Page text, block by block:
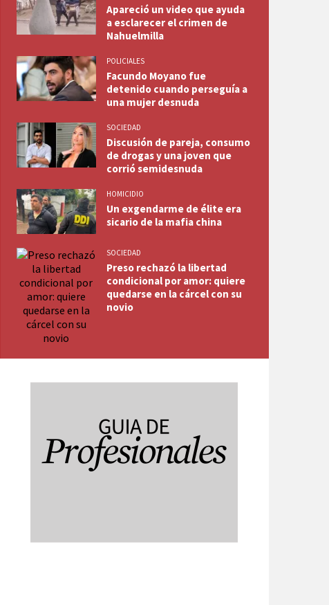
Apareció un video que ayuda
a esclarecer el crimen de
Nahuelmilla
POLICIALES
Facundo Moyano fue
detenido cuando perseguía a
una mujer desnuda
SOCIEDAD
Discusión de pareja, consumo
de drogas y una joven que
corrió semidesnuda
HOMICIDIO
Un exgendarme de élite era
sicario de la mafia china
SOCIEDAD
Preso rechazó la libertad
condicional por amor: quiere
quedarse en la cárcel con su
novio